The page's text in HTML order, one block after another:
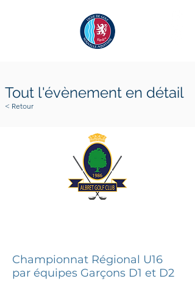
Championnat Régional U16
par équipes Garçons D1 et D2
Tout l'évènement en détail
< Retour